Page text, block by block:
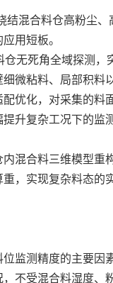
混合料仓高粉尘、
用短板。
无死角全域探测，
微粘料、局部积料
优化，对采集的
升复杂工况下的监
合料三维模型重
，实现复杂料态的
测精度的主要因
不受混合料湿度、